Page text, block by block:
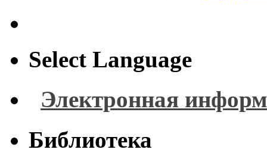
Select Language
Электронная
Библиотека